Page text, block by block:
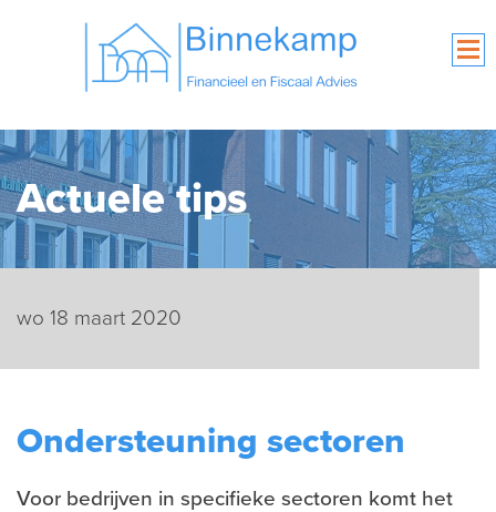
Actuele tips
wo 18 maart 2020
Ondersteuning sectoren
Voor bedrijven in specifieke sectoren komt het